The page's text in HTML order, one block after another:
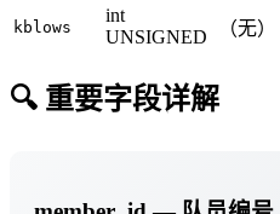
kblows
int
UNSIGNED
（无）
🔍 重要字段详解